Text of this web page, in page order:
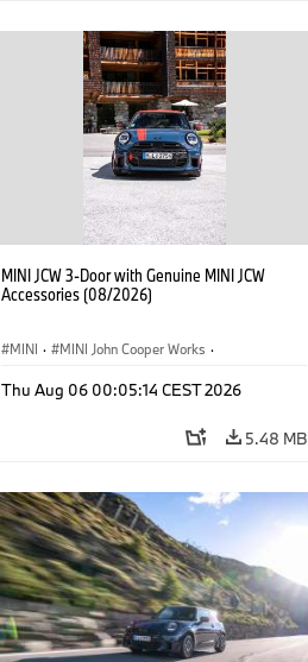
MINI JCW 3-Door with Genuine MINI JCW
Accessories (08/2026)
MINI · MINI John Cooper Works ·
Optional Extras, Accessories
Thu Aug 06 00:05:14 CEST 2026
5.48 MB